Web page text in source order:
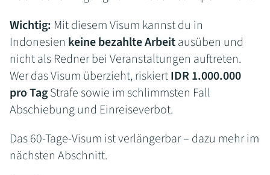
Wichtig: Mit diesem Visum kannst du in
Indonesien keine bezahlte Arbeitausüben und
nicht als Redner bei Veranstaltungen auftreten.
Wer das Visum überzieht, riskiertIDR 1.000.000
pro TagStrafe sowie im schlimmsten Fall
Abschiebung und Einreiseverbot.
Das 60-Tage-Visum ist verlängerbar – dazu mehr im
nächsten Abschnitt.